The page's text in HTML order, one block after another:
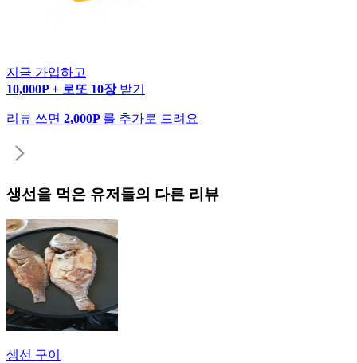
지금 가입하고
10,000P + 로또 10장 받기
리뷰 쓰면 2,000P 를 추가로 드려요
생선을 먹은 유저들의 다른 리뷰
생선 구이